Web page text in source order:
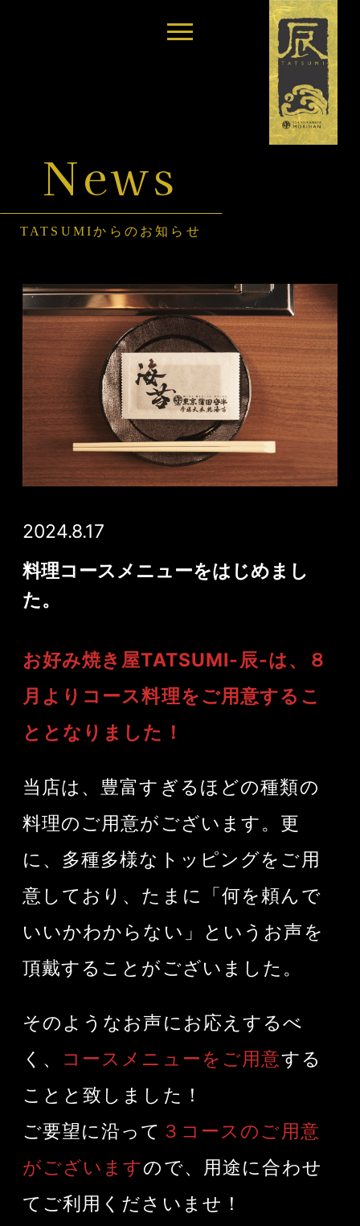
News
TATSUMIからのお知らせ
2024.8.17
料理コースメニューをはじめまし
た。
お好み焼き屋TATSUMI-辰-は、８
月よりコース料理をご用意するこ
ととなりました！
当店は、豊富すぎるほどの種類の
料理のご用意がございます。更
に、多種多様なトッピングをご用
意しており、たまに「何を頼んで
いいかわからない」というお声を
頂戴することがございました。
そのようなお声にお応えするべ
く、
コースメニューをご用意する
ことと致しました！
ご要望に沿って ３コースのご用意
がございますので、用途に合わせ
てご利用くださいませ！